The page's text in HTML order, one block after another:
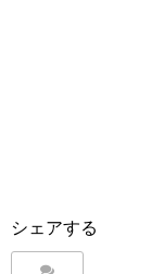
シェアする